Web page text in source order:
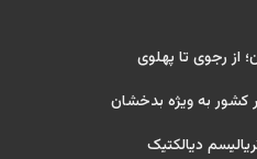
از رجوی تا پهلوی
کشور به ویژه بدخشان
دیالکتیک